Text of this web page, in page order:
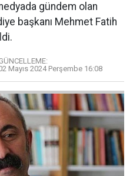
gündem olan
başkanı Mehmet Fatih
Mayıs 2024 Perşembe 16:08